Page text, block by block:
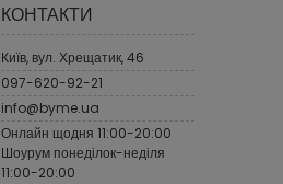
КОНТАКТИ
Київ, вул. Хрещатик, 46
097-620-92-21
info@byme.ua
Онлайн щодня 11:00-20:00
Шоурум понеділок-неділя
11:00-20:00